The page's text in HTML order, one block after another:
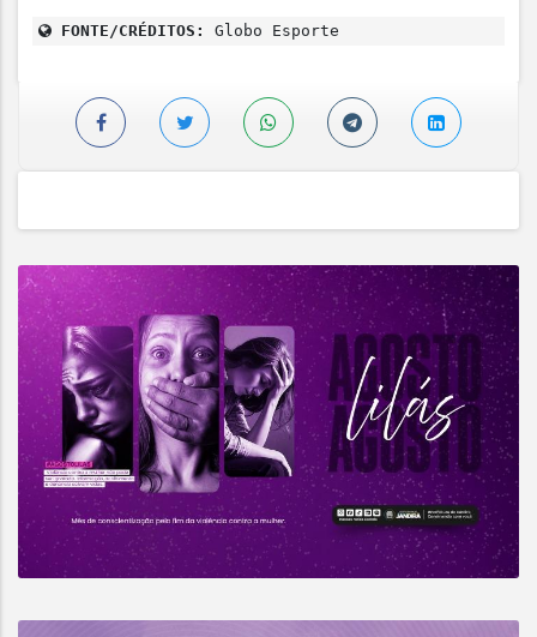
FONTE/CRÉDITOS: Globo Esporte